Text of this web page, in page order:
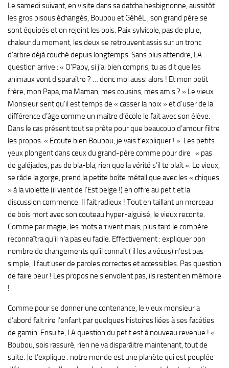
Le samedi suivant, en visite dans sa datcha hesbignonne, aussitôt
les gros bisous échangés, Boubou et GéhèL , son grand père se
sont équipés et on rejoint les bois. Paix sylvicole, pas de pluie,
chaleur du moment, les deux se retrouvent assis sur un tronc
d’arbre déjà couché depuis longtemps. Sans plus attendre, LA
question arrive : « O’Papy, si j’ai bien compris, tu as dit que les
animaux vont disparaître ? … donc moi aussi alors ! Et mon petit
frère, mon Papa, ma Maman, mes cousins, mes amis ? » Le vieux
Monsieur sent qu’il est temps de « casser la noix » et d’user de la
différence d’âge comme un maître d’école le fait avec son élève.
Dans le cas présent tout se prête pour que beaucoup d’amour filtre
les propos. « Ecoute bien Boubou, je vais t’expliquer ! ». Les petits
yeux plongent dans ceux du grand-père comme pour dire : « pas
de galéjades, pas de bla-bla, rien que la vérité s’il te plaît ». Le vieux,
se râcle la gorge, prend la petite boîte métallique avec les « chiques
» à la violette (il vient de l’Est belge !) en offre au petit et la
discussion commence. Il fait radieux ! Tout en taillant un morceau
de bois mort avec son couteau hyper-aiguisé, le vieux reconte.
Comme par magie, les mots arrivent mais, plus tard le compère
reconnaîtra qu’il n’a pas eu facile. Effectivement : expliquer bon
nombre de changements qu’il connaît ( il les a vécus) n’est pas
simple, il faut user de paroles correctes et accessibles. Pas question
de faire peur ! Les propos ne s’envolent pas, ils restent en mémoire
!
Comme pour se donner une contenance, le vieux monsieur a
d’abord fait rire l’enfant par quelques histoires liées à ses facéties
de gamin. Ensuite, LA question du petit est à nouveau revenue ! «
Boubou, sois rassuré, rien ne va disparâitre maintenant, tout de
suite. Je t’explique : notre monde est une planète qui est peuplée